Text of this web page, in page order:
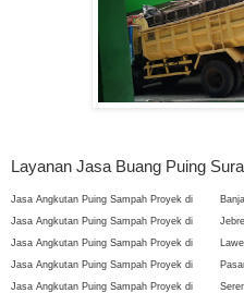
Layanan Jasa Buang Puing
Jasa Angkutan Puing Sampah Proyek di
Jasa Angkutan Puing Sampah Proyek di
Jasa Angkutan Puing Sampah Proyek di
Jasa Angkutan Puing Sampah Proyek di
Jasa Angkutan Puing Sampah Proyek di